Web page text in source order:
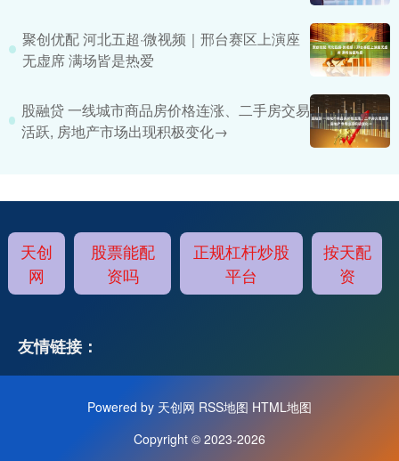
聚创优配 河北五超·微视频｜邢台赛区上演座
无虚席 满场皆是热爱
股融贷 一线城市商品房价格连涨、二手房交易
活跃, 房地产市场出现积极变化→
天创
网
股票能配
资吗
正规杠杆炒股
平台
按天配
资
友情链接：
Powered by 天创网 RSS地图 HTML地图
Copyright © 2023-2026